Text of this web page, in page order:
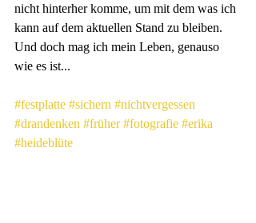
nicht hinterher komme, um mit dem was ich
kann auf dem aktuellen Stand zu bleiben.
Und doch mag ich mein Leben, genauso
wie es ist...
#festplatte #sichern #nichtvergessen
#drandenken #früher #fotografie #erika
#heideblüte